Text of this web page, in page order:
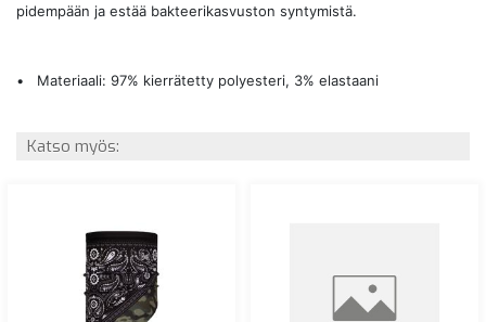
pidempään ja estää bakteerikasvuston syntymistä.
• Materiaali: 97% kierrätetty polyesteri, 3% elastaani
Katso myös: